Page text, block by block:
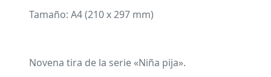
Tamaño: A4 (210 x 297 mm)
Novena tira de la serie «Niña pija».